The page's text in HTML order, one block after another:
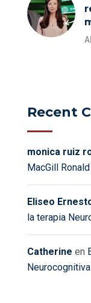
Recent
monica ruiz
MacGill
Eliseo
la terapia
Catherine en
Neurocognitiva